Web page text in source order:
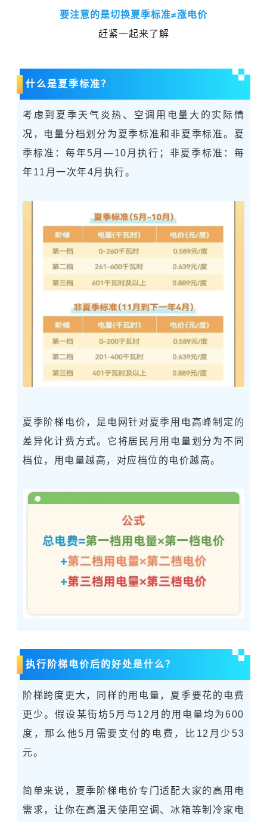
要注意的是切换夏季标准≠涨电价
赶紧一起来了解
什么是夏季标准？
考虑到夏季天气炎热、空调用电量大的实际情
况，电量分档划分为夏季标准和非夏季标准。夏
季标准：每年5月—10月执行；非夏季标准：每
年11月一次年4月执行。
夏季阶梯电价，是电网针对夏季用电高峰制定的
差异化计费方式。它将居民月用电量划分为不同
档位，用电量越高，对应档位的电价越高。
执行阶梯电价后的好处是什么？
阶梯跨度更大，同样的用电量，夏季要花的电费
更少。假设某街坊5月与12月的用电量均为600
度，那么他5月需要支付的电费，比12月少53
元。
简单来说，夏季阶梯电价专门适配大家的高用电
需求，让你在高温天使用空调、冰箱等制冷家电